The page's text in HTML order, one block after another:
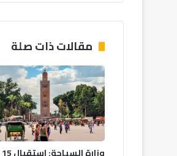
و
ك
ب
ا
ل
م
ر
ا
مقالات ذات صلة